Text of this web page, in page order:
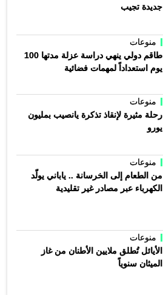
جديدة تجيب
منوعات
طاقم دولي ينهي دراسة عزلة مدتها 100
يوم استعداداً لمهمات فضائية
منوعات
رحلة مثيرة لإنقاذ تذكرة يانصيب بمليون
يورو
منوعات
من الطعام إلى الخرسانة .. ياباني يولّد
الكهرباء عبر مصادر غير تقليدية
منوعات
الأيائل تُطلق ملايين الأطنان من غاز
الميثان سنوياً